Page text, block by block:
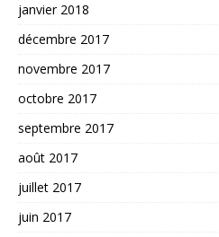
janvier 2018
décembre 2017
novembre 2017
octobre 2017
septembre 2017
août 2017
juillet 2017
juin 2017